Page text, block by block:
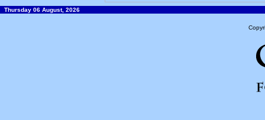
Thursday 06 August, 2026